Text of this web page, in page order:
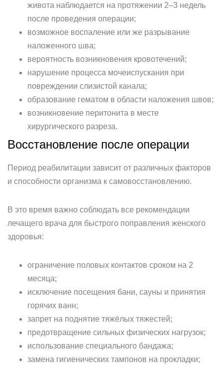
живота наблюдается на протяжении 2–3 недель
после проведения операции;
возможное воспаление или же разрывание
наложенного шва;
вероятность возникновения кровотечений;
нарушение процесса мочеиспускания при
повреждении слизистой канала;
образование гематом в области наложения швов;
возникновение перитонита в месте
хирургического разреза.
Восстановление после операции
Период реабилитации зависит от различных факторов
и способности организма к самовосстановлению.
В это время важно соблюдать все рекомендации
лечащего врача для быстрого поправления женского
здоровья:
ограничение половых контактов сроком на 2
месяца;
исключение посещения бани, сауны и принятия
горячих ванн;
запрет на поднятие тяжёлых тяжестей;
предотвращение сильных физических нагрузок;
использование специального бандажа;
замена гигиенических тампонов на прокладки;